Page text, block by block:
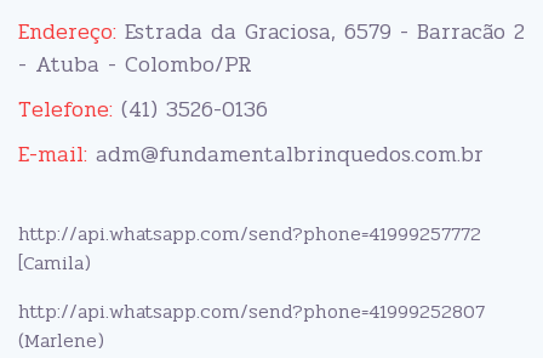
Endereço: Estrada da Graciosa, 6579 - Barracão 2
- Atuba - Colombo/PR
Telefone: (41) 3526-0136
E-mail: adm@fundamentalbrinquedos.com.br
http://api.whatsapp.com/send?phone=41999257772
[Camila)
http://api.whatsapp.com/send?phone=41999252807
(Marlene)